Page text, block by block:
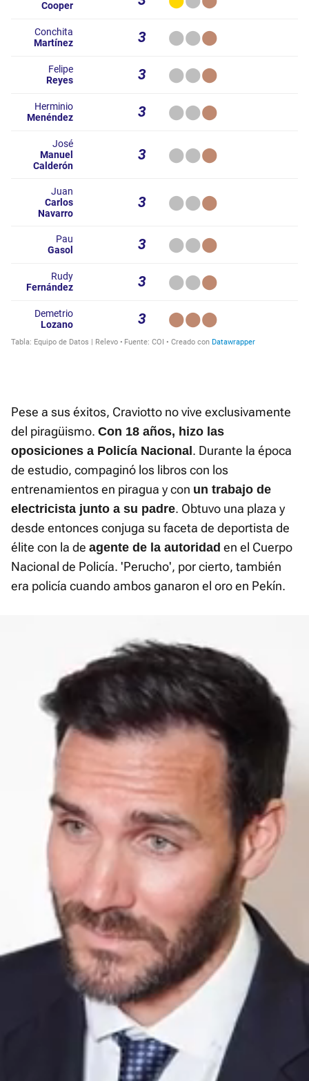
Pese a sus éxitos, Craviotto no vive exclusivamente
del piragüismo. Con 18 años, hizo las
oposiciones a Policía Nacional . Durante la época
de estudio, compaginó los libros con los
entrenamientos en piragua y con un trabajo de
electricista junto a su padre. Obtuvo una plaza y
desde entonces conjuga su faceta de deportista de
élite con la de agente de la autoridad en el Cuerpo
Nacional de Policía. 'Perucho', por cierto, también
era policía cuando ambos ganaron el oro en Pekín.